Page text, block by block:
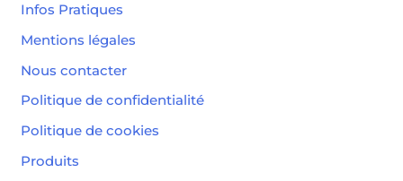
Infos Pratiques
Mentions légales
Nous contacter
Politique de confidentialité
Politique de cookies
Produits